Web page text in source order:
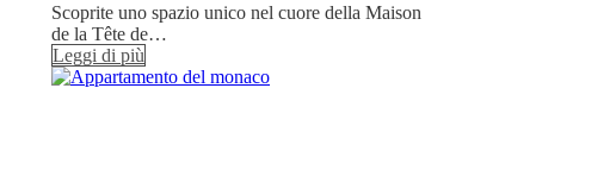
Scoprite uno spazio unico nel cuore della Maison
de la Tête de…
Leggi di più